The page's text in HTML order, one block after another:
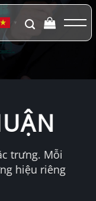
▼
trưng. Mỗi
hiệu riêng